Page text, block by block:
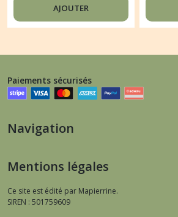
AJOUTER
Paiements sécurisés
Navigation
Mentions légales
Ce site est édité par Mapierrine.
SIREN : 501759609